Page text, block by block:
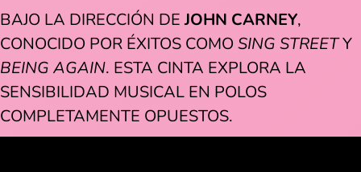
BAJO LA DIRECCIÓN DEJOHN CARNEY,
CONOCIDO POR ÉXITOS COMO SING STREETY
BEING AGAIN. ESTA CINTA EXPLORA LA
SENSIBILIDAD MUSICAL EN POLOS
COMPLETAMENTE OPUESTOS.